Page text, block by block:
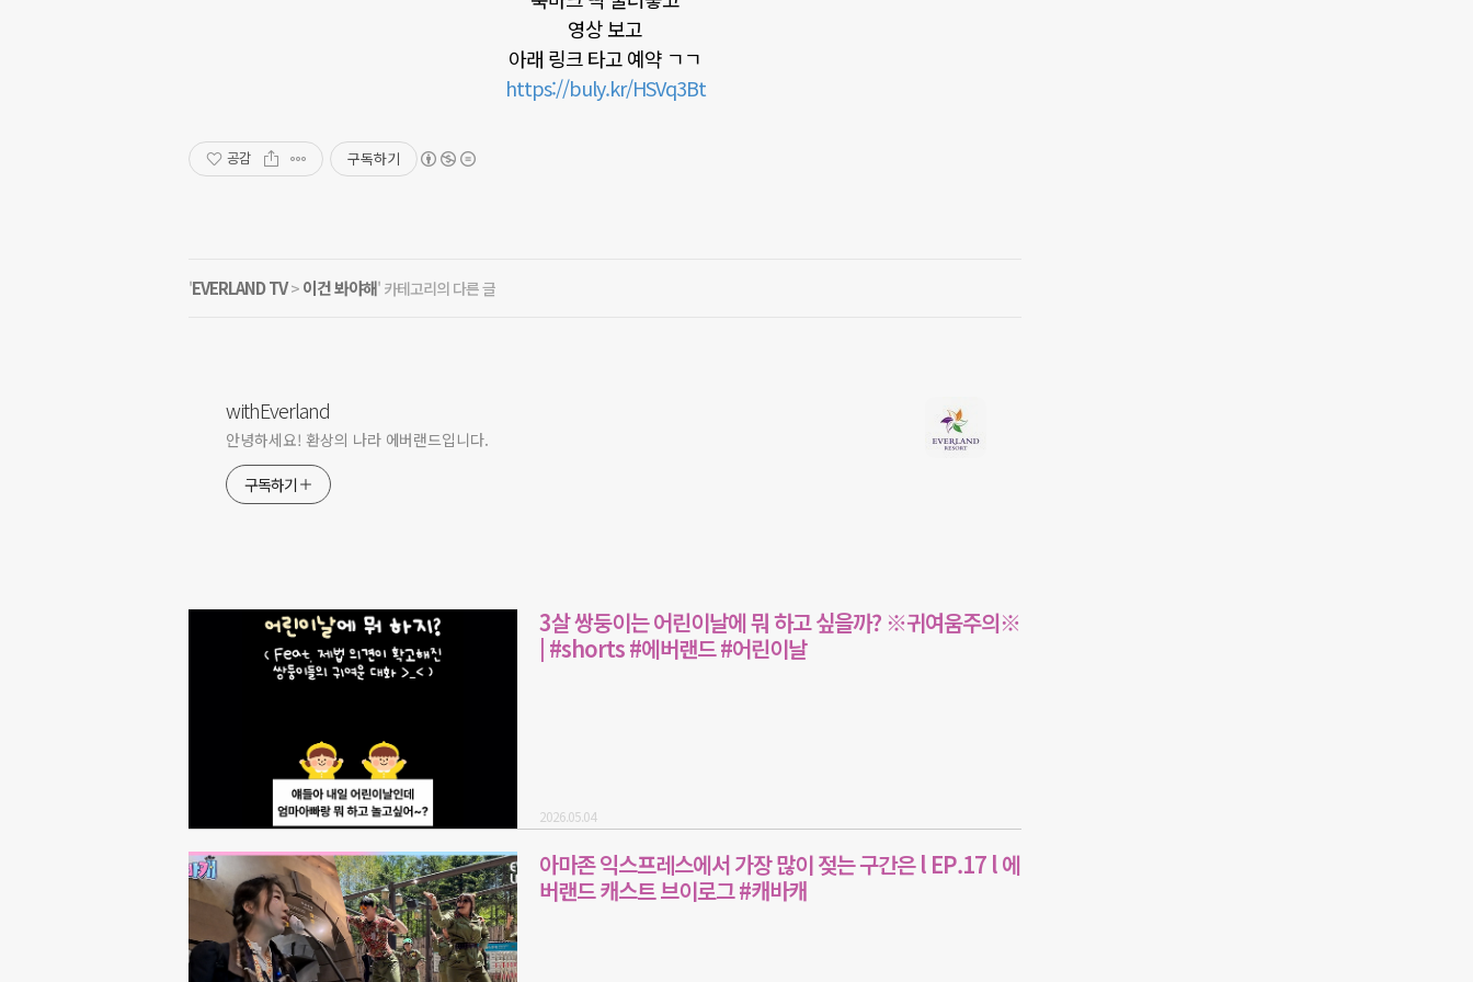
영상 보고
아래 링크 타고 예약 ㄱㄱ
https://buly.kr/HSVq3Bt
공감 구독하기
'EVERLAND TV> 이건 봐야해' 카테고리의 다른 글
withEverland
안녕하세요! 환상의 나라 에버랜드입니다.
구독하기
3살 쌍둥이는 어린이날에 뭐 하고 싶을까? ※귀여움주의※
| #shorts #에버랜드 #어린이날
2026.05.04
아마존 익스프레스에서 가장 많이 젖는 구간은 l EP.17 l 에
버랜드 캐스트 브이로그 #캐바캐